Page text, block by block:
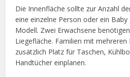
Die Innenfläche sollte zur Anzahl
eine einzelne Person oder ein Baby
Modell. Zwei Erwachsene
Liegefläche. Familien mit mehreren
zusätzlich Platz für Taschen,
Handtücher einplanen.